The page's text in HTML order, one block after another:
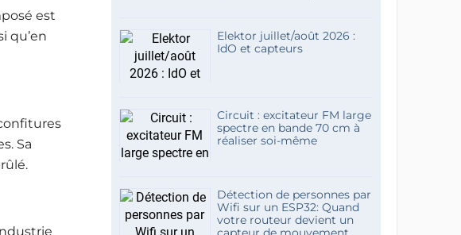
est
qu’en
Sa
Elektor juillet/août 2026 :
IdO et capteurs
Circuit : excitateur FM large
spectre en bande 70 cm à
réaliser soi-même
Détection de personnes par
Wifi sur un ESP32: Quand
votre routeur devient un